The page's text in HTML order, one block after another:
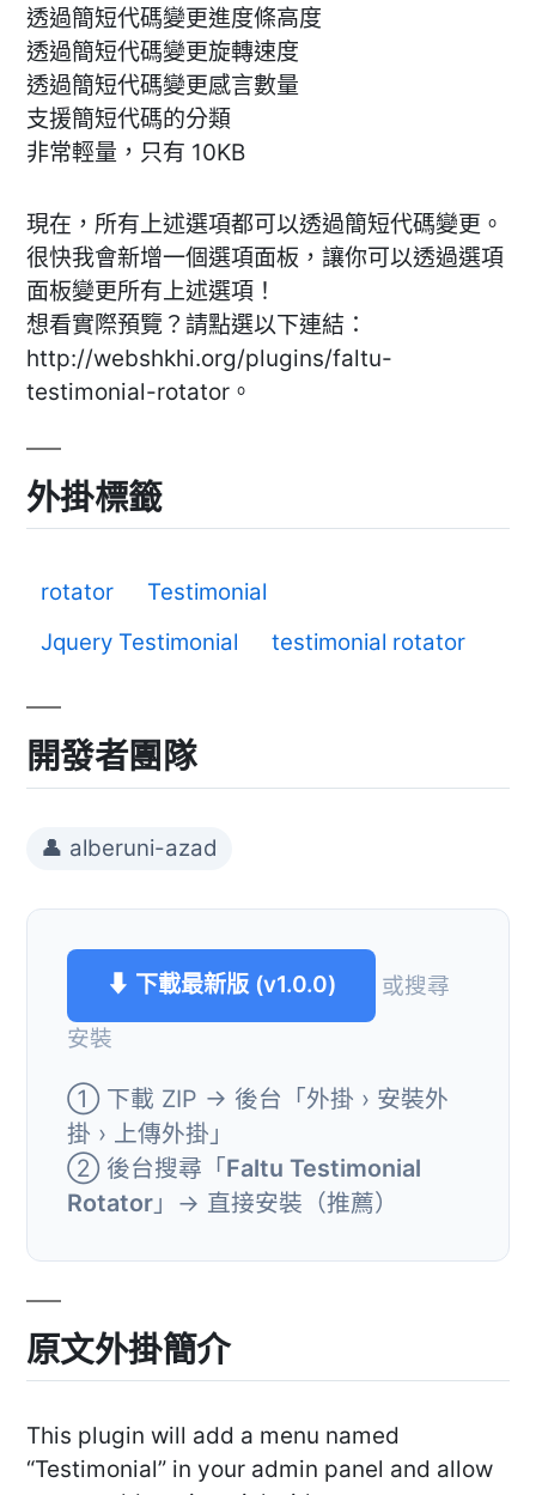
透過簡短代碼變更進度條高度
透過簡短代碼變更旋轉速度
透過簡短代碼變更感言數量
支援簡短代碼的分類
非常輕量，只有 10KB
現在，所有上述選項都可以透過簡短代碼變更。
很快我會新增一個選項面板，讓你可以透過選項
面板變更所有上述選項！
想看實際預覽？請點選以下連結：
http://webshkhi.org/plugins/faltu-
testimonial-rotator。
外掛標籤
rotator
Testimonial
Jquery Testimonial
testimonial rotator
開發者團隊
👤 alberuni-azad
⬇ 下載最新版 (v1.0.0)
或搜尋
安裝
① 下載 ZIP → 後台「外掛 › 安裝外
掛 › 上傳外掛」
② 後台搜尋「Faltu Testimonial
Rotator 」→ 直接安裝（推薦）
原文外掛簡介
This plugin will add a menu named
“Testimonial” in your admin panel and allow